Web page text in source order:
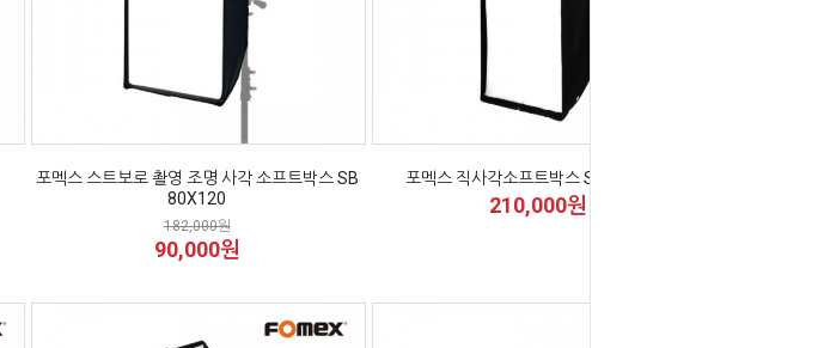
포멕스 스트보로 촬영 조명 사각 소프트박스 SB
80X120
182,000원
90,000원
포멕스 직사각소프트박스 SB100x140
210,000원